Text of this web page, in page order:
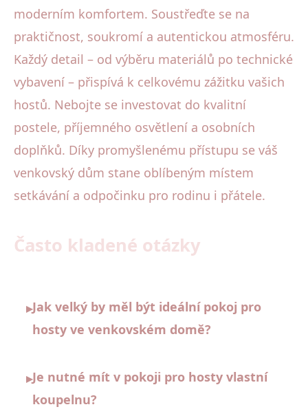
moderním komfortem. Soustřeďte se na
praktičnost, soukromí a autentickou atmosféru.
Každý detail – od výběru materiálů po technické
vybavení – přispívá k celkovému zážitku vašich
hostů. Nebojte se investovat do kvalitní
postele, příjemného osvětlení a osobních
doplňků. Díky promyšlenému přístupu se váš
venkovský dům stane oblíbeným místem
setkávání a odpočinku pro rodinu i přátele.
Často kladené otázky
▸Jak velký by měl být ideální pokoj pro
hosty ve venkovském domě?
▸Je nutné mít v pokoji pro hosty vlastní
koupelnu?